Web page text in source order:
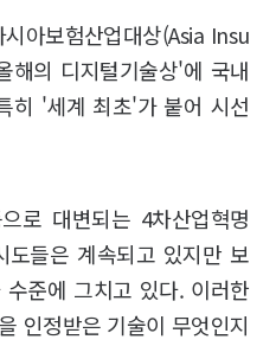
아보험산업대상(Asia Insu
의 디지털기술상'에 국내
히 '세계 최초'가 붙어 시선
로 대변되는 4차산업혁명
들은 계속되고 있지만 보
준에 그치고 있다. 이러한
인정받은 기술이 무엇인지